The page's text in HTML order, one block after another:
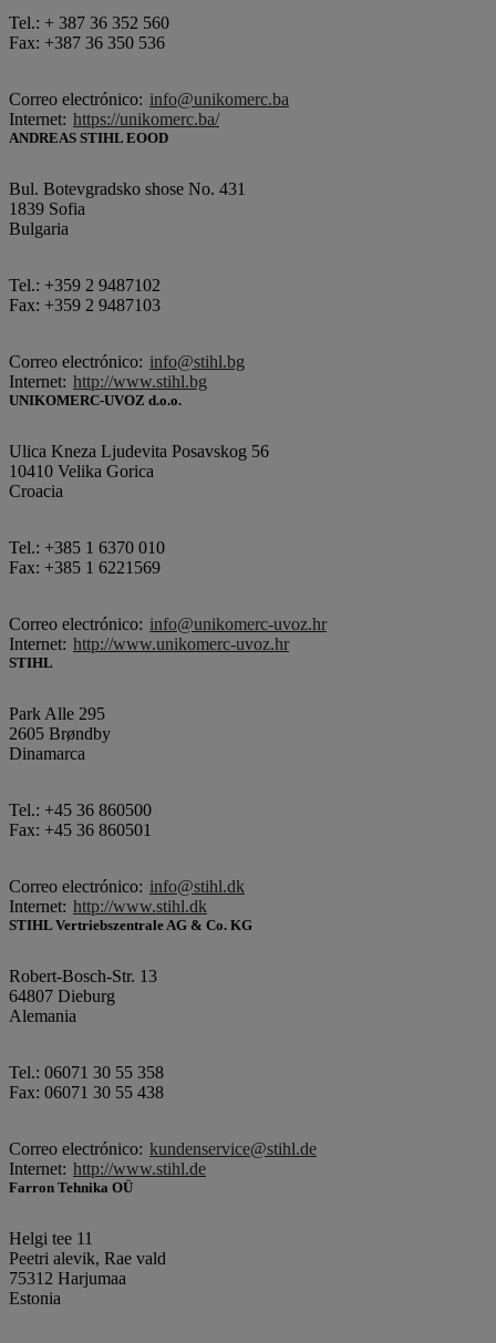
Tel.: + 387 36 352 560
Fax: +387 36 350 536
Correo electrónico: info@unikomerc.ba
Internet: https://unikomerc.ba/
ANDREAS STIHL EOOD
Bul. Botevgradsko shose No. 431
1839 Sofia
Bulgaria
Tel.: +359 2 9487102
Fax: +359 2 9487103
Correo electrónico: info@stihl.bg
Internet: http://www.stihl.bg
UNIKOMERC-UVOZ d.o.o.
Ulica Kneza Ljudevita Posavskog 56
10410 Velika Gorica
Croacia
Tel.: +385 1 6370 010
Fax: +385 1 6221569
Correo electrónico: info@unikomerc-uvoz.hr
Internet: http://www.unikomerc-uvoz.hr
STIHL
Park Alle 295
2605 Brøndby
Dinamarca
Tel.: +45 36 860500
Fax: +45 36 860501
Correo electrónico: info@stihl.dk
Internet: http://www.stihl.dk
STIHL Vertriebszentrale AG & Co. KG
Robert-Bosch-Str. 13
64807 Dieburg
Alemania
Tel.: 06071 30 55 358
Fax: 06071 30 55 438
Correo electrónico: kundenservice@stihl.de
Internet: http://www.stihl.de
Farron Tehnika OÜ
Helgi tee 11
Peetri alevik, Rae vald
75312 Harjumaa
Estonia